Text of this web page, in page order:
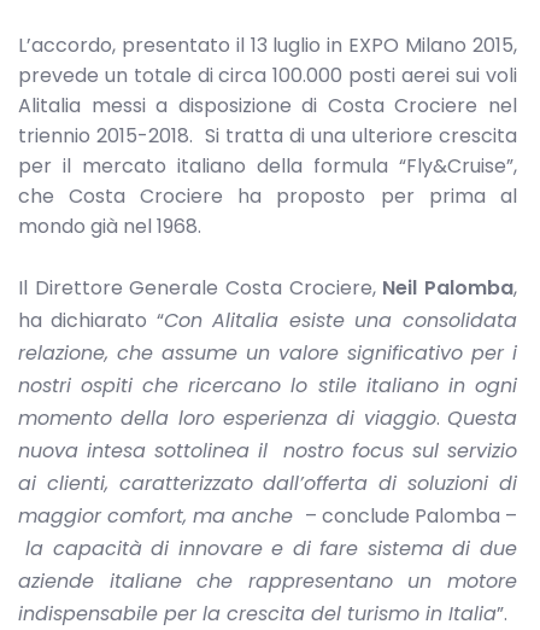
L’accordo, presentato il 13 luglio in EXPO Milano 2015,
prevede un totale di circa 100.000 posti aerei sui voli
Alitalia messi a disposizione di Costa Crociere nel
triennio 2015-2018. Si tratta di una ulteriore crescita
per il mercato italiano della formula “Fly&Cruise”,
che Costa Crociere ha proposto per prima al
mondo già nel 1968.
Il Direttore Generale Costa Crociere, Neil Palomba,
ha dichiarato “Con Alitalia esiste una consolidata
relazione, che assume un valore significativo per i
nostri ospiti che ricercano lo stile italiano in ogni
momento della loro esperienza di viaggio. Questa
nuova intesa sottolinea il nostro focus sul servizio
ai clienti, caratterizzato dall’offerta di soluzioni di
maggior comfort, ma anche – conclude Palomba –
la capacità di innovare e di fare sistema di due
aziende italiane che rappresentano un motore
indispensabile per la crescita del turismo in Italia”.